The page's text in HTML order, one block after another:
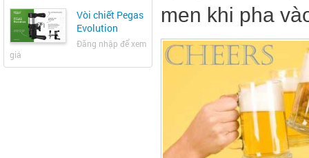
Vòi chiết Pegas
Evolution
Đăng nhập để xem
giá
men khi pha